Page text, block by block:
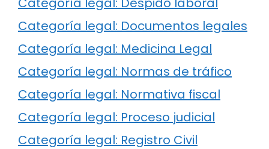
Categoría legal: Documentos legales
Categoría legal: Medicina Legal
Categoría legal: Normas de tráfico
Categoría legal: Normativa fiscal
Categoría legal: Proceso judicial
Categoría legal: Registro Civil